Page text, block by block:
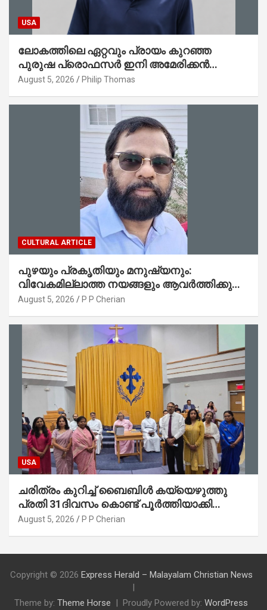
USA
ലോകത്തിലെ ഏറ്റവും പ്രായം കുറഞ്ഞ
പുരുഷ പ്രൊഫസർ ഇനി അമേരിക്കൻ
മലയാളി നേഥൻ തോമസ്
August 5, 2026 Philip Thomas
CULTURAL ARTICLE
പുഴയും പ്രകൃതിയും മനുഷ്യനും:
വിവേകമില്ലാത്ത നയങ്ങളും ആവർത്തിക്കുന്ന
ദുരന്തങ്ങളും : റവ. ജെയിംസ് കെ.
August 5, 2026 P P Cherian
USA
ചരിത്രം കുറിച്ച് ബൈബിൾ കയ്യെഴുത്തു
പ്രതി 31ദിവസം കൊണ്ട് പൂർത്തിയാക്കി
മാർത്തോമ്മാ ചർച്ച് ഓഫ് ഡാളസ് ഫാർമേഴ്‌സ്
August 5, 2026 P P Cherian
Copyright © 2026 Express Herald – Malayalam Christian News
Theme by: Theme Horse Proudly Powered by: WordPress